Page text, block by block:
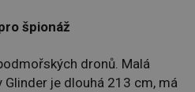
špionáž
dronů. Malá
je dlouhá 213 cm, má